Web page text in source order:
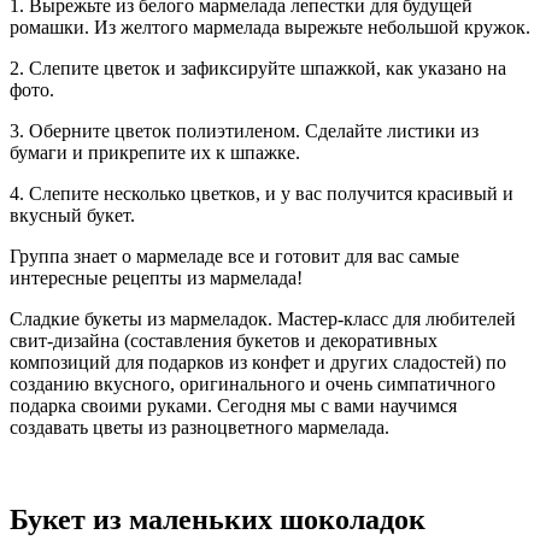
1. Вырежьте из белого мармелада лепестки для будущей
ромашки. Из желтого мармелада вырежьте небольшой кружок.
2. Слепите цветок и зафиксируйте шпажкой, как указано на
фото.
3. Оберните цветок полиэтиленом. Сделайте листики из
бумаги и прикрепите их к шпажке.
4. Слепите несколько цветков, и у вас получится красивый и
вкусный букет.
Группа знает о мармеладе все и готовит для вас самые
интересные рецепты из мармелада!
Сладкие букеты из мармеладок. Мастер-класс для любителей
свит-дизайна (составления букетов и декоративных
композиций для подарков из конфет и других сладостей) по
созданию вкусного, оригинального и очень симпатичного
подарка своими руками. Сегодня мы с вами научимся
создавать цветы из разноцветного мармелада.
Букет из маленьких шоколадок